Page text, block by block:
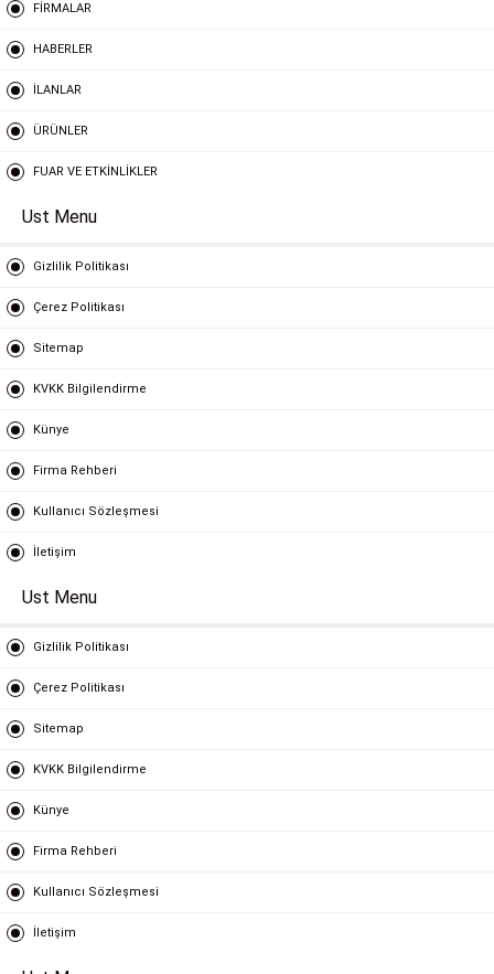
FİRMALAR
HABERLER
İLANLAR
ÜRÜNLER
FUAR VE ETKİNLİKLER
Ust Menu
Gizlilik Politikası
Çerez Politikası
Sitemap
KVKK Bilgilendirme
Künye
Firma Rehberi
Kullanıcı Sözleşmesi
İletişim
Ust Menu
Gizlilik Politikası
Çerez Politikası
Sitemap
KVKK Bilgilendirme
Künye
Firma Rehberi
Kullanıcı Sözleşmesi
İletişim